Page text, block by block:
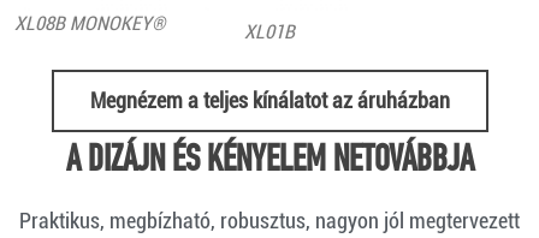
XL08B MONOKEY® XL01B
Megnézem a teljes kínálatot az áruházban
A DIZÁJN ÉS KÉNYELEM NETOVÁBBJA
Praktikus, megbízható, robusztus, nagyon jól megtervezett